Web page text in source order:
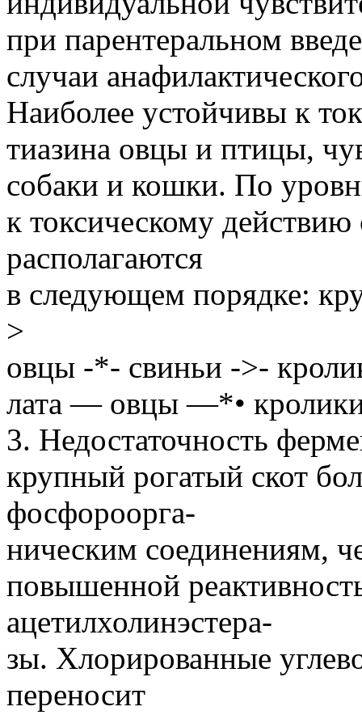
при парентеральном
случаи
Наиболее устойчивы к
тиазина овцы и птицы,
собаки и кошки. По
к токсическому
располагаются
в следующем порядке:
>
овцы -*- свиньи ->-
лата — овцы —*•
3. Недостаточность
крупный рогатый скот
фосфороорга-
ническим соединениям,
повышенной
ацетилхолинэстера-
зы. Хлорированные
переносит